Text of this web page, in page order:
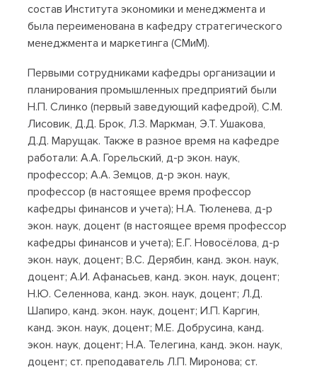
состав Института экономики и менеджмента и
была переименована в кафедру стратегического
менеджмента и маркетинга (СМиМ).
Первыми сотрудниками кафедры организации и
планирования промышленных предприятий были
Н.П. Слинко (первый заведующий кафедрой), С.М.
Лисовик, Д.Д. Брок, Л.З. Маркман, Э.Т. Ушакова,
Д.Д. Марущак. Также в разное время на кафедре
работали: А.А. Горельский, д-р экон. наук,
профессор; А.А. Земцов, д-р экон. наук,
профессор (в настоящее время профессор
кафедры финансов и учета); Н.А. Тюленева, д-р
экон. наук, доцент (в настоящее время профессор
кафедры финансов и учета); Е.Г. Новосёлова, д-р
экон. наук, доцент; В.С. Дерябин, канд. экон. наук,
доцент; А.И. Афанасьев, канд. экон. наук, доцент;
Н.Ю. Селеннова, канд. экон. наук, доцент; Л.Д.
Шапиро, канд. экон. наук, доцент; И.П. Каргин,
канд. экон. наук, доцент; М.Е. Добрусина, канд.
экон. наук, доцент; Н.А. Телегина, канд. экон. наук,
доцент; ст. преподаватель Л.П. Миронова; ст.